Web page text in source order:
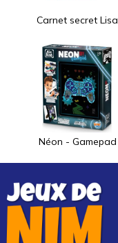
Carnet secret Lisa
Néon - Gamepad